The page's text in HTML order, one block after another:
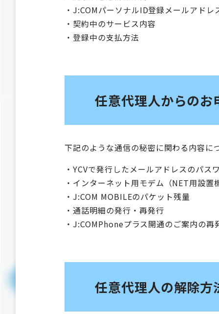
・J:COMパーソナルID登録メールアドレ
・契約中のサービス内容
・登録中の支払方法
任意代理人からの
下記のような通信の秘密に関わる内容
・YCVで発行したメールアドレスのパス
・インターネット用モデム（NET用設置
・J:COM MOBILEのパケット残量
・通話明細の発行・再発行
・J:COMPhoneプラス開通のご案内の再
任意代理人の解除方